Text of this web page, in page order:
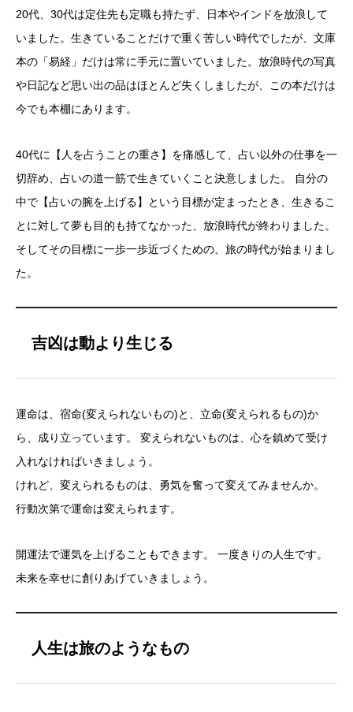
20代、30代は定住先も定職も持たず、日本やインドを放浪して
いました。生きていることだけで重く苦しい時代でしたが、文庫
本の「易経」だけは常に手元に置いていました。放浪時代の写真
や日記など思い出の品はほとんど失くしましたが、この本だけは
今でも本棚にあります。
40代に【人を占うことの重さ】を痛感して、占い以外の仕事を一
切辞め、占いの道一筋で生きていくこと決意しました。 自分の
中で【占いの腕を上げる】という目標が定まったとき、生きるこ
とに対して夢も目的も持てなかった、放浪時代が終わりました。
そしてその目標に一歩一歩近づくための、旅の時代が始まりまし
た。
吉凶は動より生じる
運命は、宿命(変えられないもの)と、立命(変えられるもの)か
ら、成り立っています。 変えられないものは、心を鎮めて受け
入れなければいきましょう。
けれど、変えられるものは、勇気を奮って変えてみませんか。
行動次第で運命は変えられます。
開運法で運気を上げることもできます。 一度きりの人生です。
未来を幸せに創りあげていきましょう。
人生は旅のようなもの